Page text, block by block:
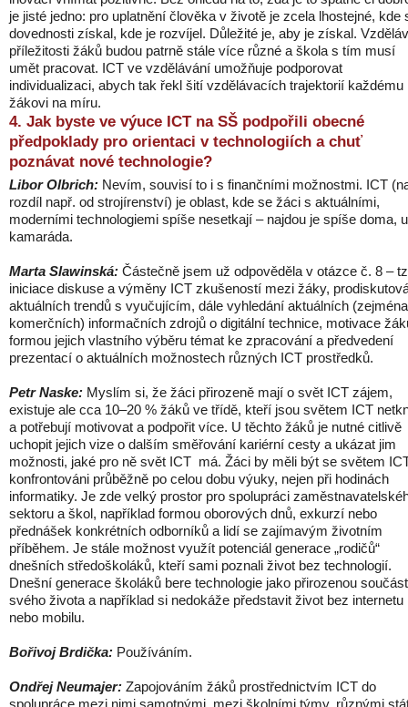
je jisté jedno: pro uplatnění člověka v životě je zcela lhostejné, kde
dovednosti získal, kde je rozvíjel. Důležité je, aby je získal.
příležitosti žáků budou patrně stále více různé a škola s tím musí
umět pracovat. ICT ve vzdělávání umožňuje podporovat
individualizaci, abych tak řekl šití vzdělávacích trajektorií každému
žákovi na míru.
4. Jak byste ve výuce ICT na SŠ podpořili obecné
předpoklady pro orientaci v technologiích a chuť
poznávat nové technologie?
Libor Olbrich: Nevím, souvisí to i s finančními možnostmi. ICT
rozdíl např. od strojírenství) je oblast, kde se žáci s aktuálními,
moderními technologiemi spíše nesetkají – najdou je spíše doma, u
kamaráda.
Marta Slawinská: Částečně jsem už odpověděla v otázce č. 8 –
iniciace diskuse a výměny ICT zkušeností mezi žáky,
aktuálních trendů s vyučujícím, dále vyhledání aktuálních (zejména
komerčních) informačních zdrojů o digitální technice, motivace
formou jejich vlastního výběru témat ke zpracování a předvedení
prezentací o aktuálních možnostech různých ICT prostředků.
Petr Naske: Myslím si, že žáci přirozeně mají o svět ICT zájem,
existuje ale cca 10–20 % žáků ve třídě, kteří jsou světem ICT
a potřebují motivovat a podpořit více. U těchto žáků je nutné citlivě
uchopit jejich vize o dalším směřování kariérní cesty a ukázat jim
možnosti, jaké pro ně svět ICT má. Žáci by měli být se světem
konfrontováni průběžně po celou dobu výuky, nejen při hodinách
informatiky. Je zde velký prostor pro spolupráci
sektoru a škol, například formou oborových dnů, exkurzí nebo
přednášek konkrétních odborníků a lidí se zajímavým životním
příběhem. Je stále možnost využít potenciál generace „rodičů“
dnešních středoškoláků, kteří sami poznali život bez technologií.
Dnešní generace školáků bere technologie jako přirozenou součást
svého života a například si nedokáže představit život bez internetu
nebo mobilu.
Bořivoj Brdička: Používáním.
Ondřej Neumajer: Zapojováním žáků prostřednictvím ICT do